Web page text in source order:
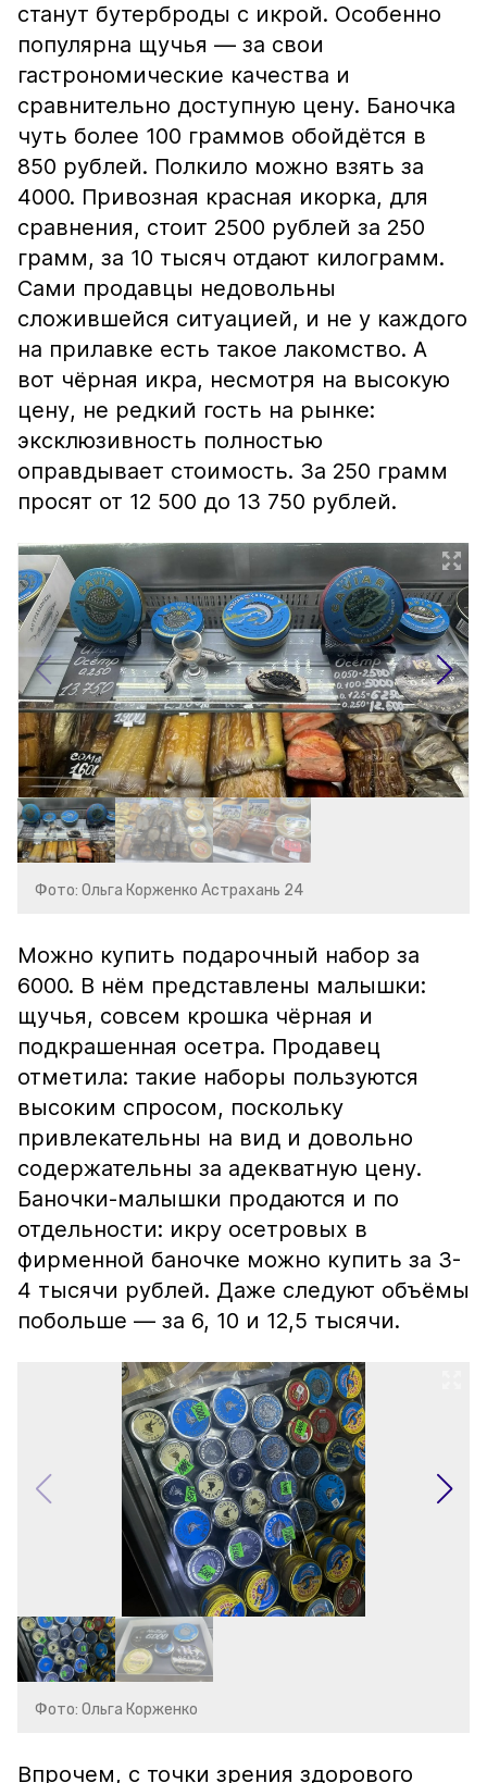
станут бутерброды с икрой. Особенно
популярна щучья — за свои
гастрономические качества и
сравнительно доступную цену. Баночка
чуть более 100 граммов обойдётся в
850 рублей. Полкило можно взять за
4000. Привозная красная икорка, для
сравнения, стоит 2500 рублей за 250
грамм, за 10 тысяч отдают килограмм.
Сами продавцы недовольны
сложившейся ситуацией, и не у каждого
на прилавке есть такое лакомство. А
вот чёрная икра, несмотря на высокую
цену, не редкий гость на рынке:
эксклюзивность полностью
оправдывает стоимость. За 250 грамм
просят от 12 500 до 13 750 рублей.
Фото: Ольга Корженко Астрахань 24
Можно купить подарочный набор за
6000. В нём представлены малышки:
щучья, совсем крошка чёрная и
подкрашенная осетра. Продавец
отметила: такие наборы пользуются
высоким спросом, поскольку
привлекательны на вид и довольно
содержательны за адекватную цену.
Баночки-малышки продаются и по
отдельности: икру осетровых в
фирменной баночке можно купить за 3-
4 тысячи рублей. Даже следуют объёмы
побольше — за 6, 10 и 12,5 тысячи.
Фото: Ольга Корженко
Впрочем, с точки зрения здорового